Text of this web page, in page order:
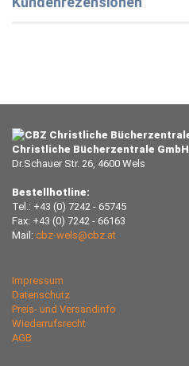
Christliche Bücherzentrale GmbH
Dr.Schauer Str. 26, 4600 Wels
Bestellhotline:
Tel.: +43 (0) 7242 - 65745
Fax: +43 (0) 7242 - 66163
Mail: cbz-wels@cbz.at
Impressum
Datenschutz
Preis- und Versandinfo
Wiederrufsrecht
AGB